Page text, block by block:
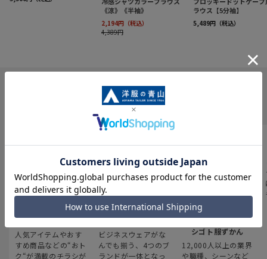
INFORMATION
最新のお買い得情報
人気アイテムやおす
すめ商品などの“おト
ク“が満載のチラシが
スーツスクエア
ビジネスウェアがな
んでも揃う、4つのブ
ランドが一体となっ
みんなの
シゴト服ずかん
12,000人以上の業界
や職種、シーンなど